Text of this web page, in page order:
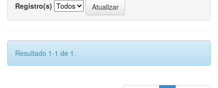
Registro(s)
Resultado 1-1 de 1.